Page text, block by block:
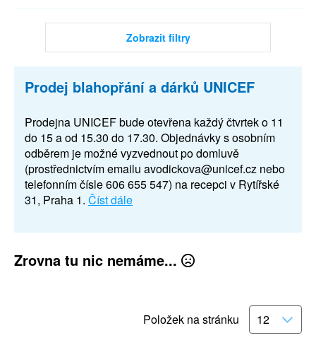
Zobrazit filtry
Prodej blahopřání a dárků UNICEF
Prodejna UNICEF bude otevřena každý čtvrtek o 11
do 15 a od 15.30 do 17.30. Objednávky s osobním
odběrem je možné vyzvednout po domluvě
(prostřednictvím emailu avodickova@unicef.cz nebo
telefonním čísle 606 655 547) na recepci v Rytířské
31, Praha 1. Číst dále
Zrovna tu nic nemáme...
Položek na stránku